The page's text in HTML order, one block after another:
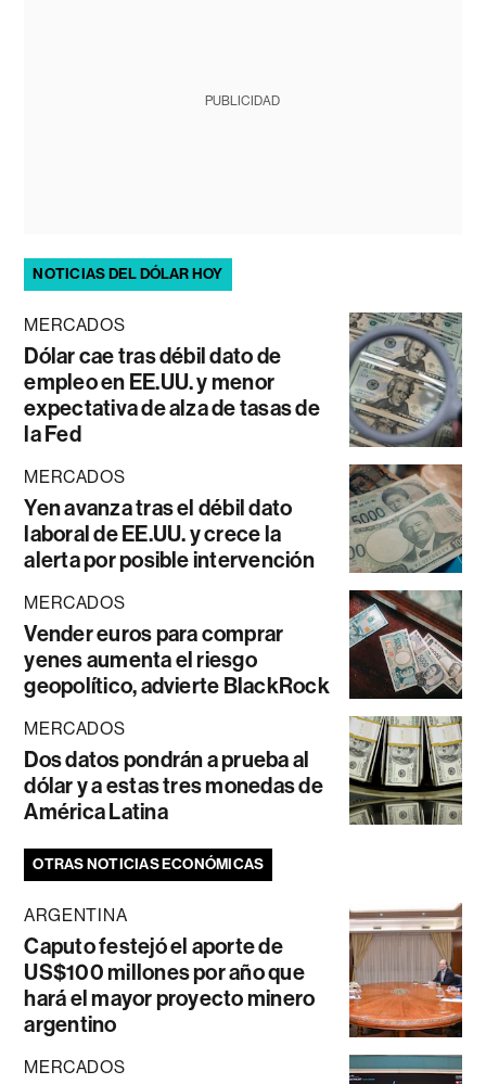
PUBLICIDAD
NOTICIAS DEL DÓLAR HOY
MERCADOS
Dólar cae tras débil dato de
empleo en EE.UU. y menor
expectativa de alza de tasas de
la Fed
MERCADOS
Yen avanza tras el débil dato
laboral de EE.UU. y crece la
alerta por posible intervención
MERCADOS
Vender euros para comprar
yenes aumenta el riesgo
geopolítico, advierte BlackRock
MERCADOS
Dos datos pondrán a prueba al
dólar y a estas tres monedas de
América Latina
OTRAS NOTICIAS ECONÓMICAS
ARGENTINA
Caputo festejó el aporte de
US$100 millones por año que
hará el mayor proyecto minero
argentino
MERCADOS